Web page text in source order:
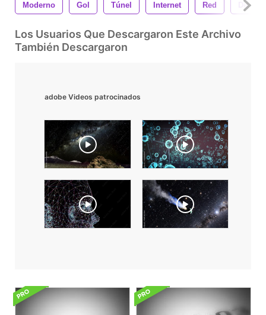
Moderno Gol Túnel Internet Red De
Los Usuarios Que Descargaron Este Archivo
También Descargaron
adobe Videos patrocinados